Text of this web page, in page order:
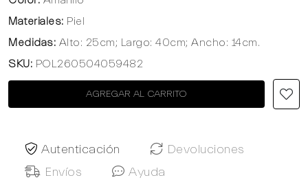
Materiales: Piel
Medidas: Alto: 25cm; Largo: 40cm; Ancho: 14cm.
SKU: POL260504059482
AGREGAR AL CARRITO
Autenticación
Devoluciones
Envíos
Ayuda